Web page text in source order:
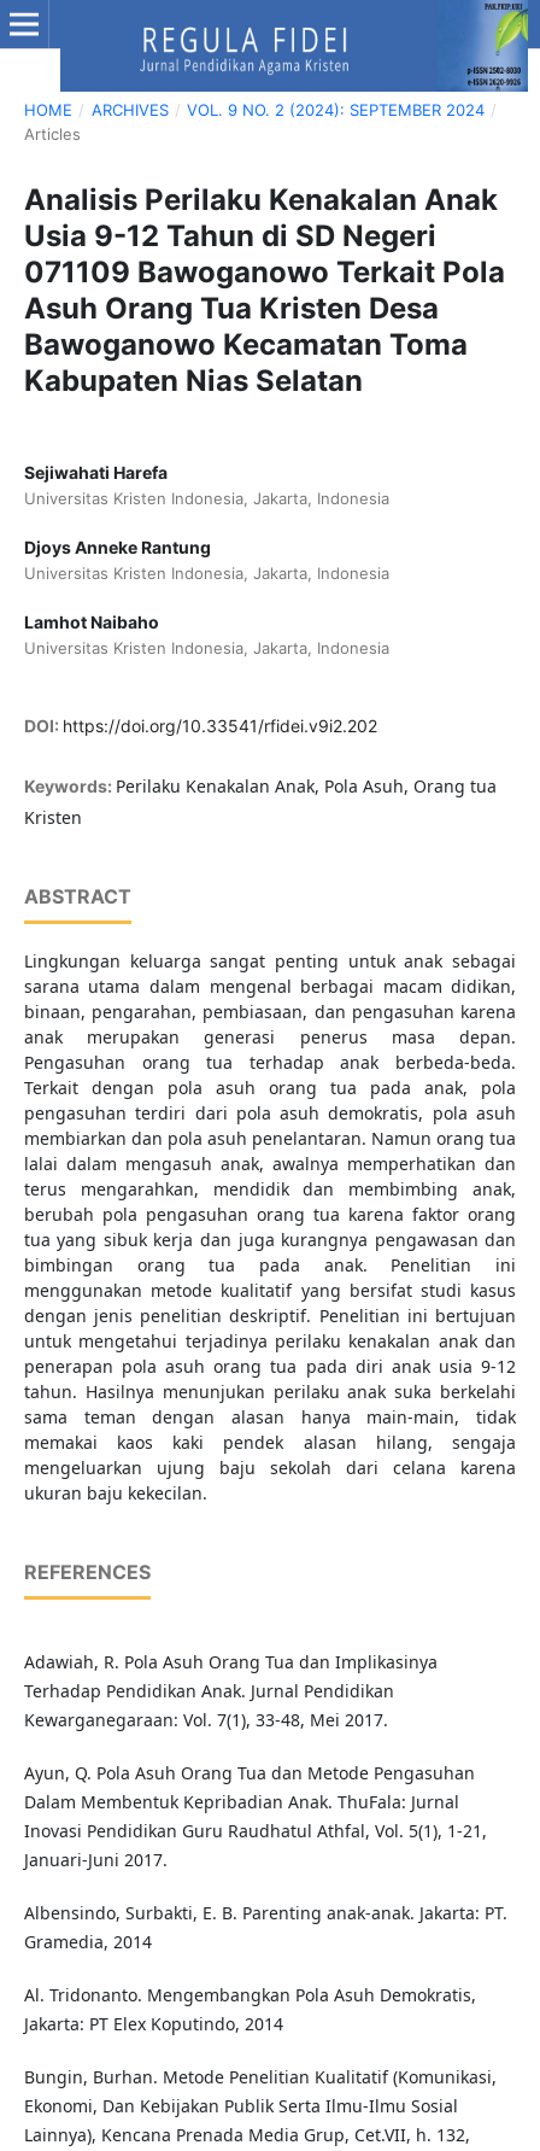
HOME / ARCHIVES / VOL. 9 NO. 2 (2024): SEPTEMBER 2024 /
Articles
Analisis Perilaku Kenakalan Anak
Usia 9-12 Tahun di SD Negeri
071109 Bawoganowo Terkait Pola
Asuh Orang Tua Kristen Desa
Bawoganowo Kecamatan Toma
Kabupaten Nias Selatan
Sejiwahati Harefa
Universitas Kristen Indonesia, Jakarta, Indonesia
Djoys Anneke Rantung
Universitas Kristen Indonesia, Jakarta, Indonesia
Lamhot Naibaho
Universitas Kristen Indonesia, Jakarta, Indonesia
DOI: https://doi.org/10.33541/rfidei.v9i2.202
Keywords: Perilaku Kenakalan Anak, Pola Asuh, Orang tua
Kristen
ABSTRACT
Lingkungan keluarga sangat penting untuk anak sebagai
sarana utama dalam mengenal berbagai macam didikan,
binaan, pengarahan, pembiasaan, dan pengasuhan karena
anak merupakan generasi penerus masa depan.
Pengasuhan orang tua terhadap anak berbeda-beda.
Terkait dengan pola asuh orang tua pada anak, pola
pengasuhan terdiri dari pola asuh demokratis, pola asuh
membiarkan dan pola asuh penelantaran. Namun orang tua
lalai dalam mengasuh anak, awalnya memperhatikan dan
terus mengarahkan, mendidik dan membimbing anak,
berubah pola pengasuhan orang tua karena faktor orang
tua yang sibuk kerja dan juga kurangnya pengawasan dan
bimbingan orang tua pada anak. Penelitian ini
menggunakan metode kualitatif yang bersifat studi kasus
dengan jenis penelitian deskriptif. Penelitian ini bertujuan
untuk mengetahui terjadinya perilaku kenakalan anak dan
penerapan pola asuh orang tua pada diri anak usia 9-12
tahun. Hasilnya menunjukan perilaku anak suka berkelahi
sama teman dengan alasan hanya main-main, tidak
memakai kaos kaki pendek alasan hilang, sengaja
mengeluarkan ujung baju sekolah dari celana karena
ukuran baju kekecilan.
REFERENCES
Adawiah, R. Pola Asuh Orang Tua dan Implikasinya
Terhadap Pendidikan Anak. Jurnal Pendidikan
Kewarganegaraan: Vol. 7(1), 33-48, Mei 2017.
Ayun, Q. Pola Asuh Orang Tua dan Metode Pengasuhan
Dalam Membentuk Kepribadian Anak. ThuFala: Jurnal
Inovasi Pendidikan Guru Raudhatul Athfal, Vol. 5(1), 1-21,
Januari-Juni 2017.
Albensindo, Surbakti, E. B. Parenting anak-anak. Jakarta: PT.
Gramedia, 2014
Al. Tridonanto. Mengembangkan Pola Asuh Demokratis,
Jakarta: PT Elex Koputindo, 2014
Bungin, Burhan. Metode Penelitian Kualitatif (Komunikasi,
Ekonomi, Dan Kebijakan Publik Serta Ilmu-Ilmu Sosial
Lainnya), Kencana Prenada Media Grup, Cet.VII, h. 132,